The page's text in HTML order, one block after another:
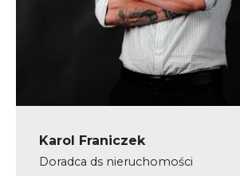
Karol Franiczek
Doradca ds nieruchomości